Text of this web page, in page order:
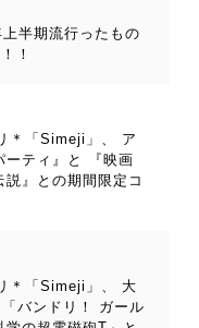
半期流行ったもの
！
＊「Simeji」、 ア
ーティ』と 『映画
』との期間限定コ
＊「Simeji」、 大
バンドリ！ ガール